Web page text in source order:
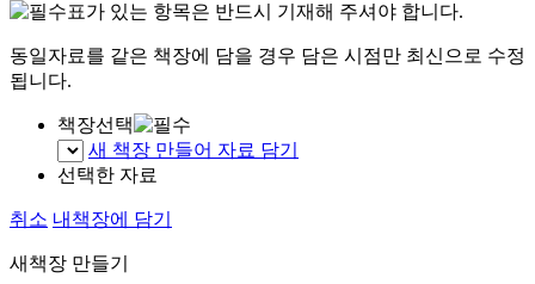
표가 있는 항목은 반드시 기재해 주셔야 합니다.
동일자료를 같은 책장에 담을 경우 담은 시점만 최신으로 수정
됩니다.
책장선택
새 책장 만들어 자료 담기
선택한 자료
취소 내책장에 담기
새책장 만들기